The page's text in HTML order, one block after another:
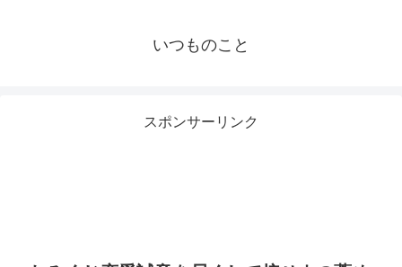
いつものこと
スポンサーリンク